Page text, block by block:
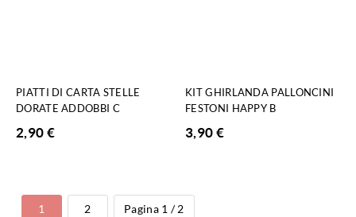
PIATTI DI CARTA STELLE
DORATE ADDOBBI C
2,90€
KIT GHIRLANDA PALLONCINI
FESTONI HAPPY B
3,90€
1 2 Pagina 1 / 2